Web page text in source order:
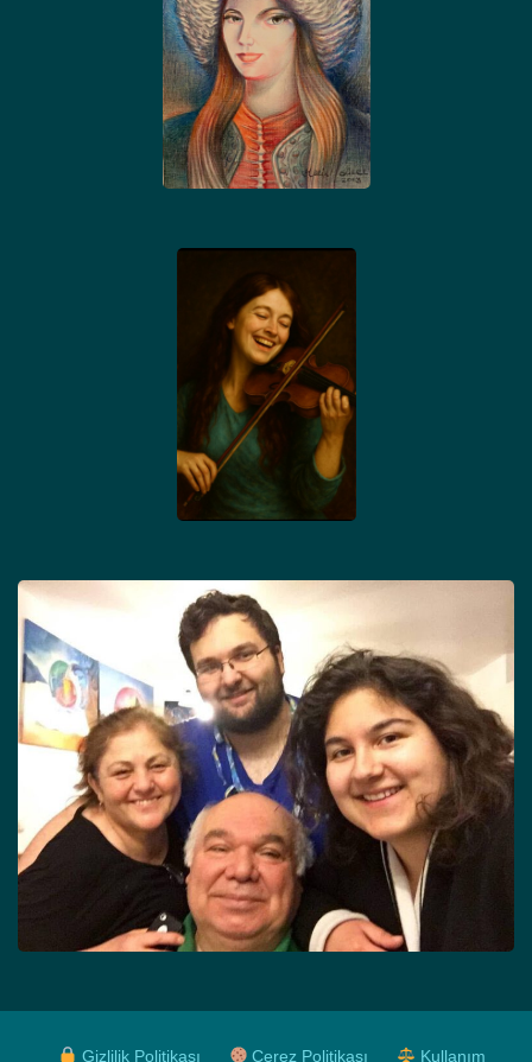
Gizlilik Politikası Çerez Politikası Kullanım